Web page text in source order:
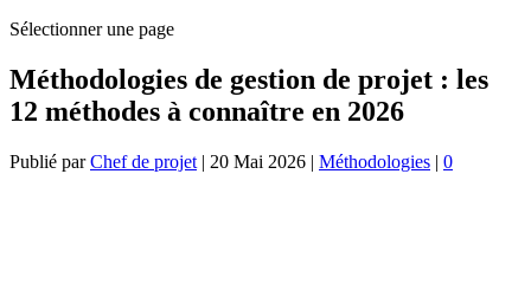
Sélectionner une page
Méthodologies de gestion de projet : les
12 méthodes à connaître en 2026
Publié parChef de projet | 20 Mai 2026 | Méthodologies | 0